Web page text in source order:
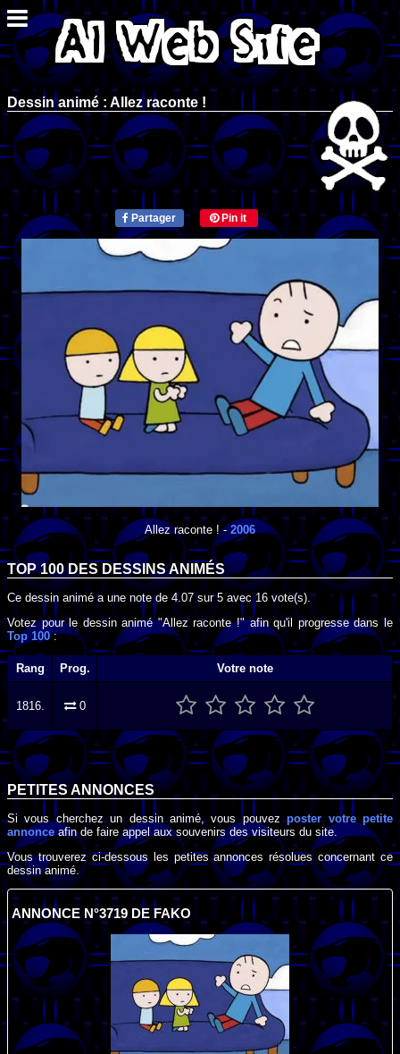
Dessin animé : Allez raconte !
Partager Pin it
Allez raconte !- 2006
TOP 100 DES DESSINS ANIMÉS
Ce dessin animé a une note de 4.07sur5 avec16 vote(s).
Votez pour le dessin animé "Allez raconte !" afin qu'il progresse dans le
Top 100:
Rang Prog. Votre note
1816. 0
PETITES ANNONCES
Si vous cherchez un dessin animé, vous pouvezposter votre petite
annonce afin de faire appel aux souvenirs des visiteurs du site.
Vous trouverez ci-dessous les petites annonces résolues concernant ce
dessin animé.
ANNONCE N°3719 DE FAKO